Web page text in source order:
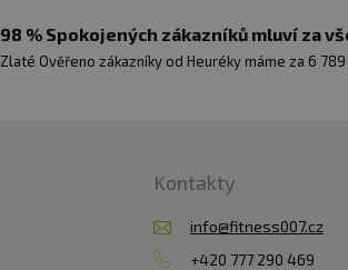
98 % Spokojených zákazníků mluví za
Zlaté Ověřeno zákazníky od Heuréky máme za 6
Kontakty
info@fitness007.cz
+420 777 290 469